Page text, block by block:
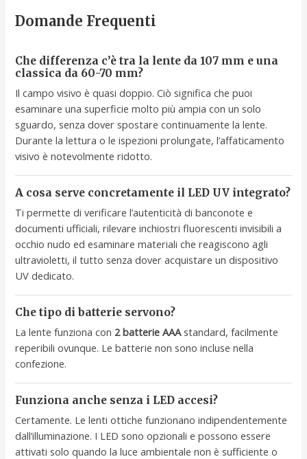
Domande Frequenti
Che differenza c’è tra la lente da 107 mm e una
classica da 60-70 mm?
Il campo visivo è quasi doppio. Ciò significa che puoi
esaminare una superficie molto più ampia con un solo
sguardo, senza dover spostare continuamente la lente.
Durante la lettura o le ispezioni prolungate, l’affaticamento
visivo è notevolmente ridotto.
A cosa serve concretamente il LED UV integrato?
Ti permette di verificare l’autenticità di banconote e
documenti ufficiali, rilevare inchiostri fluorescenti invisibili a
occhio nudo ed esaminare materiali che reagiscono agli
ultravioletti, il tutto senza dover acquistare un dispositivo
UV dedicato.
Che tipo di batterie servono?
La lente funziona con 2 batterie AAAstandard, facilmente
reperibili ovunque. Le batterie non sono incluse nella
confezione.
Funziona anche senza i LED accesi?
Certamente. Le lenti ottiche funzionano indipendentemente
dall’illuminazione. I LED sono opzionali e possono essere
attivati solo quando la luce ambientale non è sufficiente o